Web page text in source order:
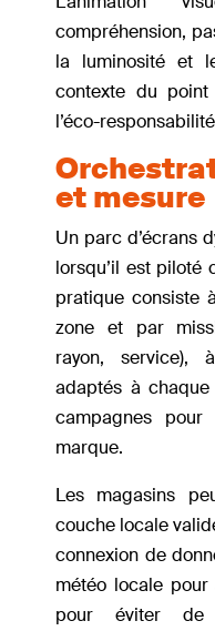
compréhension,
la luminosité et
contexte du
l’éco-
et mesure
Un parc d’écrans
lorsqu’il est piloté
pratique consiste
zone et par
rayon, service),
adaptés à
campagnes
marque.
Les magasins
couche locale
connexion de
météo locale
pour éviter de